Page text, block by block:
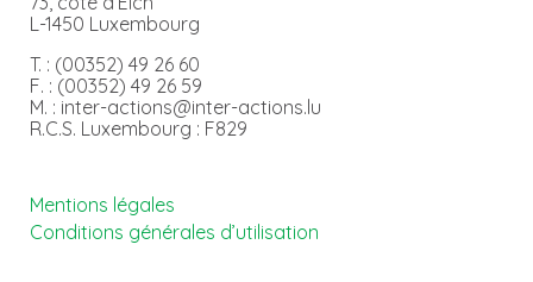
L-1450 Luxembourg
T. : (00352) 49 26 60
F. : (00352) 49 26 59
M. : inter-actions@inter-actions.lu
R.C.S. Luxembourg : F829
Mentions légales
Conditions générales d’utilisation